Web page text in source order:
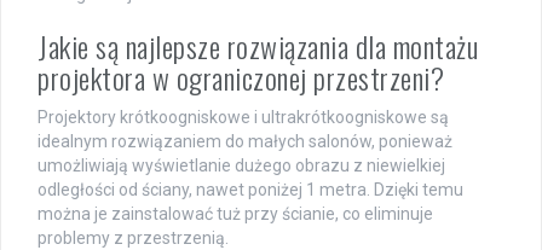
Jakie są najlepsze rozwiązania dla montażu
projektora w ograniczonej przestrzeni?
Projektory krótkoogniskowe i ultrakrótkoogniskowe są
idealnym rozwiązaniem do małych salonów, ponieważ
umożliwiają wyświetlanie dużego obrazu z niewielkiej
odległości od ściany, nawet poniżej 1 metra. Dzięki temu
można je zainstalować tuż przy ścianie, co eliminuje
problemy z przestrzenią.